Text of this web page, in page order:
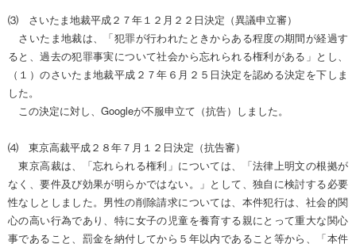
⑶ さいたま地裁平成２７年１２月２２日決定（異議申立審）
さいたま地裁は、「犯罪が行われたときからある程度の期間が経過す
ると、過去の犯罪事実について社会から忘れられる権利がある」とし、
（１）のさいたま地裁平成２７年６月２５日決定を認める決定を下しま
した。
この決定に対し、Googleが不服申立て（抗告）しました。
⑷ 東京高裁平成２８年７月１２日決定（抗告審）
東京高裁は、「忘れられる権利」については、「法律上明文の根拠が
なく、要件及び効果が明らかではない。」として、独自に検討する必要
性なしとしました。男性の削除請求については、本件犯行は、社会的関
心の高い行為であり、特に女子の児童を養育する親にとって重大な関心
事であること、罰金を納付してから５年以内であること等から、「本件